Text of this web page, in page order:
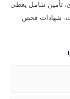
تأمين شامل يغطي
شهادات فحص